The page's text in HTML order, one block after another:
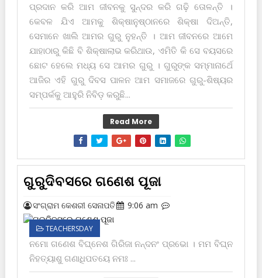
ପ୍ରଦାନ କରି ଆମ ଜୀବନ‌କୁ ସୁନ୍ଦର କରି ଗଢ଼ି ତୋଳନ୍ତି ।
କେବଳ ଯିଏ ଆମକୁ ଶିକ୍ଷାନୁଷ୍ଠାନରେ ଶିକ୍ଷା ଦିଅନ୍ତି,
ସେମାନେ ଖାଲି ଆମର ଗୁରୁ ନୁହ‌ନ୍ତି । ଆମ ଜୀବନରେ ଆମେ
ଯାହାଠାରୁ କିଛି ବି ଶିକ୍ଷାଲାଭ କରିଥାଉ, ଏମିତି କି ସେ ବୟସରେ
ଛୋଟ ହେଲେ ମଧ୍ୟ ସେ ଆମର ଗୁରୁ । ଗୁରୁଙ୍କ ସମ୍ମାନାର୍ଥେ
ଆଜିର ଏହି ଗୁରୁ ଦିବସ ପାଳନ ଆମ ସମାଜରେ ଗୁରୁ-ଶିଷ୍ୟର
ସମ୍ପର୍କ‌କୁ ଆହୁରି ନିବିଡ଼ କରୁଛି...
Read More
ଗୁରୁଦିବସରେ ଗଣେଶ ପୂଜା
ସଂଗ୍ରାମ କେଶରୀ ସେନାପତି 9:06 am
TEACHERSDAY
ନମୋ ଗଣେଶ ବିଘ୍ନେଶ ଗିରିଜା ନନ୍ଦନଂ ପ୍ରଭୋ । ମମ ବିଘ୍ନ
ନିହତ୍ୟାଶୁ ଗଣାଧିପତୟେ ନମଃ ...